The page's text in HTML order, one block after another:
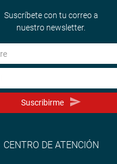
Suscríbete con tu correo a
nuestro newsletter.
Suscribirme
CENTRO DE ATENCIÓN